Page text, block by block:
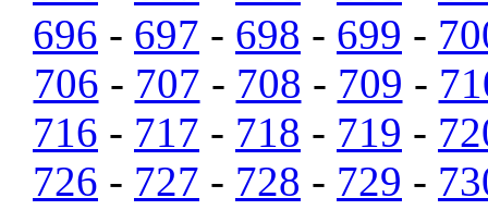
696 - 697 - 698 - 699 -
706 - 707 - 708 - 709 -
716 - 717 - 718 - 719 -
726 - 727 - 728 - 729 -